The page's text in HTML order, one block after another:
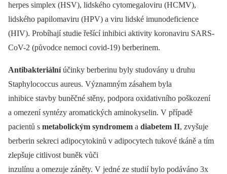
herpes simplex (HSV), lidského cytomegaloviru (HCMV),
lidského papilomaviru (HPV) a viru lidské imunodeficience
(HIV). Probíhají studie řešící inhibici aktivity koronaviru SARS-
CoV-2 (původce nemoci covid-19) berberinem.
Antibakteriálníúčinky berberinu byly studovány u druhu
Staphylococcus aureus. Významným zásahem byla
inhibice stavby buněčné stěny, podpora oxidativního poškození
a omezení syntézy aromatických aminokyselin. V případě
pacientů s metabolickým syndromem a diabetem II, zvyšuje
berberin sekreci adipocytokinů v adipocytech tukové tkáně a tím
zlepšuje citlivost buněk vůči
inzulínu a omezuje záněty. V jedné ze studií bylo podáváno 3x